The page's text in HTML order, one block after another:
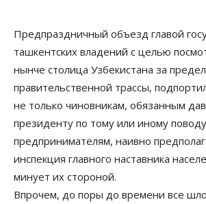
Предпраздничный объезд главой
ташкентских владений с целью
нынче столица Узбекистана за
правительственной трассы,
не только чиновникам, обязанным
президенту по тому или иному
предпринимателям, наивно
инспекция главного наставника
минует их стороной.
Впрочем, до поры до времени все